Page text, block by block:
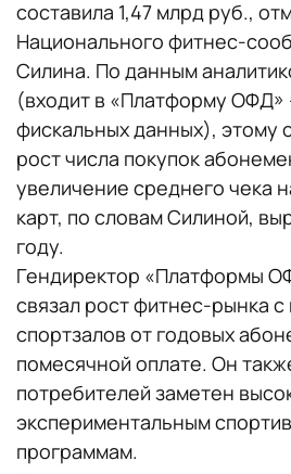
составила 1,47 млрд руб.,
Национального фитнес-
Силина. По данным
(входит в «Платформу ОФД»
фискальных данных), этому
рост числа покупок
увеличение среднего чека
карт, по словам Силиной,
году.
Гендиректор «Платформы
связал рост фитнес-рынка
спортзалов от годовых
помесячной оплате. Он
потребителей заметен
экспериментальным
программам.